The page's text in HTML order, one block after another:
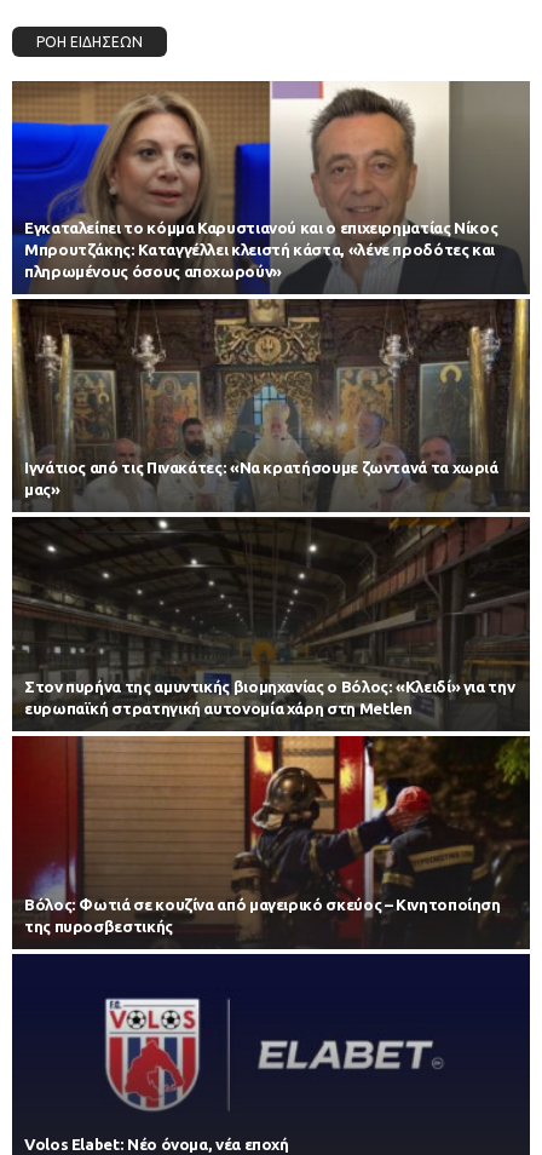
ΡΟΗ ΕΙΔΗΣΕΩΝ
Εγκαταλείπει το κόμμα Καρυστιανού και ο επιχειρηματίας Νίκος
Μπρουτζάκης: Καταγγέλλει κλειστή κάστα, «λένε προδότες και
πληρωμένους όσους αποχωρούν»
Ιγνάτιος από τις Πινακάτες: «Να κρατήσουμε ζωντανά τα χωριά
μας»
Στον πυρήνα της αμυντικής βιομηχανίας ο Βόλος: «Κλειδί» για την
ευρωπαϊκή στρατηγική αυτονομία χάρη στη Metlen
Βόλος: Φωτιά σε κουζίνα από μαγειρικό σκεύος – Κινητοποίηση
της πυροσβεστικής
Volos Elabet: Νέο όνομα, νέα εποχή